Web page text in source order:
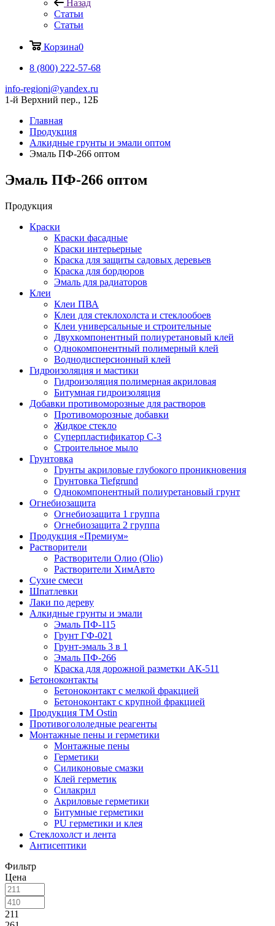
Назад
Статьи
Статьи
Корзина0
8 (800) 222-57-68
info-regioni@yandex.ru
1-й Верхний пер., 12Б
Главная
Продукция
Алкидные грунты и эмали оптом
Эмаль ПФ-266 оптом
Эмаль ПФ-266 оптом
Продукция
Краски
Краски фасадные
Краски интерьерные
Краска для защиты садовых деревьев
⁠Краска для бордюров
Эмаль для радиаторов
Клеи
Клеи ПВА
Клеи для стеклохолста и стеклообоев
Клеи универсальные и строительные
Двухкомпонентный полиуретановый клей
Однокомпонентный полимерный клей
Воднодисперсионный клей
Гидроизоляция и мастики
Гидроизоляция полимерная акриловая
Битумная гидроизоляция
Добавки противоморозные для растворов
Противоморозные добавки
Жидкое стекло
Суперпластификатор С-3
Строительное мыло
Грунтовка
Грунты акриловые глубокого проникновения
Грунтовка Tiefgrund
Однокомпонентный полиуретановый грунт
Огнебиозащита
Огнебиозащита 1 группа
Огнебиозащита 2 группа
Продукция «Премиум»
Растворители
Растворители Олио (Olio)
Растворители ХимАвто
Сухие смеси
Шпатлевки
Лаки по дереву
Алкидные грунты и эмали
Эмаль ПФ-115
Грунт ГФ-021
Грунт-эмаль 3 в 1
Эмаль ПФ-266
Краска для дорожной разметки АК-511
Бетоноконтакты
Бетоноконтакт с мелкой фракцией
Бетоноконтакт с крупной фракцией
Продукция ТМ Ostin
Противогололедные реагенты
Монтажные пены и герметики
Монтажные пены
Герметики
Силиконовые смазки
Клей герметик
Силакрил
Акриловые герметики
Битумные герметики
PU герметики и клея
Стеклохолст и лента
Антисептики
Фильтр
Цена
211